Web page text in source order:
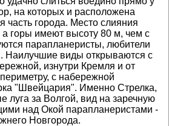
на которых и расположена
часть города. Место слияния
а горы имеют высоту 80 м, чем с
парапланеристы, любители
Наилучшие виды открываются с
изнутри Кремля и от
с набережной
"Швейцария". Именно Стрелка,
луга за Волгой, вид на заречную
над Окой парапланеристами -
Новгорода.